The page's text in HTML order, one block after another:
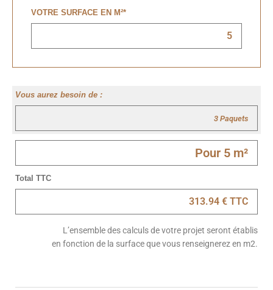
VOTRE SURFACE EN M²*
Vous aurez besoin de :
Total TTC
L’ensemble des calculs de votre projet seront établis
en fonction de la surface que vous renseignerez en m2.